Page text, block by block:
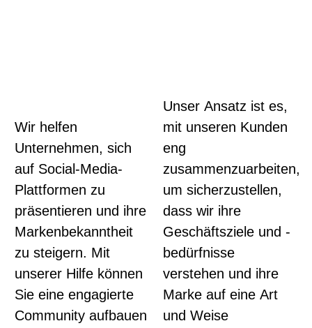
Wir helfen
Unternehmen, sich
auf Social-Media-
Plattformen zu
präsentieren und ihre
Markenbekanntheit
zu steigern. Mit
unserer Hilfe können
Sie eine engagierte
Community aufbauen
Unser Ansatz ist es,
mit unseren Kunden
eng
zusammenzuarbeiten,
um sicherzustellen,
dass wir ihre
Geschäftsziele und -
bedürfnisse
verstehen und ihre
Marke auf eine Art
und Weise